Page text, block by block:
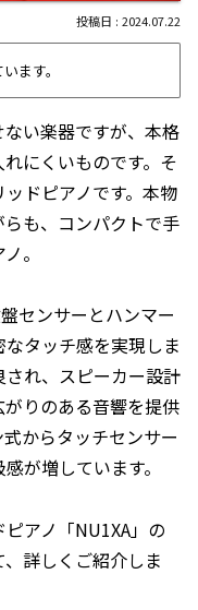
2024.07.22
ます。
い楽器ですが、本格
にくいものです。そ
ドピアノです。本物
も、コンパクトで手
。
センサーとハンマー
タッチ感を実現しま
れ、スピーカー設計
りのある音響を提供
からタッチセンサー
が増しています。
アノ「NU1XA」の
詳しくご紹介しま